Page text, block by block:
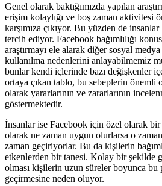
Genel olarak baktığımızda yapılan
erişim kolaylığı ve boş zaman aktivitesi
karşımıza çıkıyor. Bu yüzden de
tercih ediyor. Facebook bağımlılığı
araştırmayı ele alarak diğer sosyal
kullanılma nedenlerini anlayabilmemiz
bunlar kendi içlerinde bazı değişkenler
ortaya çıkan tablo, bu sebeplerin önemli
olarak yararlarının ve zararlarının
göstermektedir.
İnsanlar ise Facebook için özel olarak bir
olarak ne zaman uygun olurlarsa o
zaman geçiriyorlar. Bu da kişilerin
etkenlerden bir tanesi. Kolay bir şekilde
olması kişilerin uzun süreler boyunca bu
geçirmesine neden oluyor.